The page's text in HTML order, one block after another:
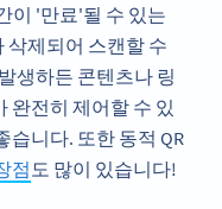
이 '만료'될 수 있는
삭제되어 스캔할 수
생하든 콘텐츠나 링
완전히 제어할 수 있
습니다. 또한 동적 QR
점도 많이 있습니다!